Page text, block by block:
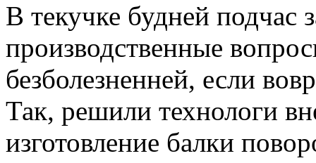
В текучке будней подчас
производственные
безболезненней, если
Так, решили технологи
изготовление балки